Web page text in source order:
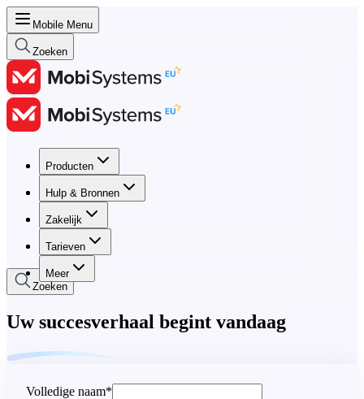
Mobile Menu
Zoeken
Producten
Hulp & Bronnen
Zakelijk
Tarieven
Meer
Producten
Hulp & Bronnen
Zakelijk
Tarieven
Zoeken
Uw succesverhaal begint vandaag
Volledige naam*